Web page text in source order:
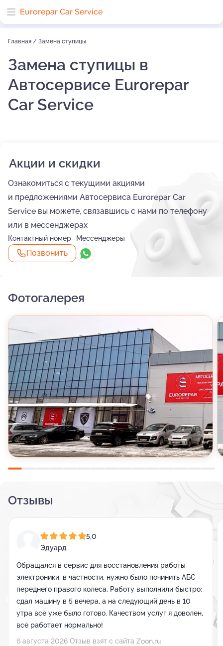
Eurorepar Car Service
Главная / Замена ступицы
Замена ступицы в
Автосервисе Eurorepar
Car Service
Акции и скидки
Ознакомиться с текущими акциями
и предложениями Автосервиса Eurorepar Car
Service вы можете, связавшись с нами по телефону
или в мессенджерах
Контактный номер
Позвонить
Мессенджеры
Фотогалерея
Отзывы
5,0
Эдуард
Обращался в сервис для восстановления работы
электроники, в частности, нужно было починить АБС
переднего правого колеса. Работу выполнили быстро:
сдал машину в 5 вечера, а на следующий день в 10
утра всё уже было готово. Качеством услуг я доволен,
всё работает нормально!
6 августа 2026 Отзыв взят с сайта Zoon.ru